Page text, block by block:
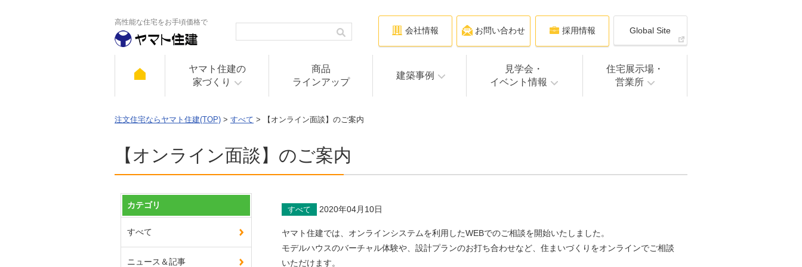
高性能な住宅をお手頃価格で
会社情報 お問い合わせ 採用情報 Global Site
ヤマト住建の
家づくり
商品
ラインアップ
建築事例
見学会・
イベント情報
住宅展示場・
営業所
注文住宅ならヤマト住建(TOP) > すべて > 【オンライン面談】のご案内
【オンライン面談】のご案内
カテゴリ
すべて
ニュース＆記事
すべて 2020年04月10日
ヤマト住建では、オンラインシステムを利用したWEBでのご相談を開始いたしました。
モデルハウスのバーチャル体験や、設計プランのお打ち合わせなど、住まいづくりをオンラインでご相談
いただけます。